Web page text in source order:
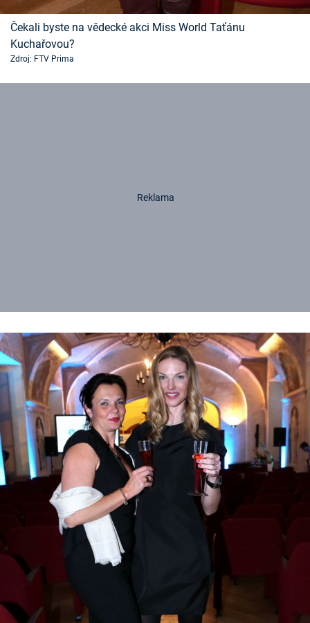
Čekali byste na vědecké akci Miss World Taťánu
Kuchařovou?
Zdroj: FTV Prima